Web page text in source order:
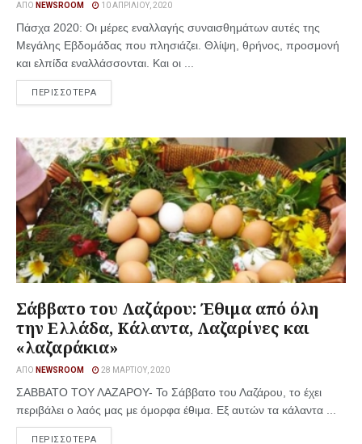
ΑΠΌ NEWSROOM 10 ΑΠΡΙΛΊΟΥ, 2020
Πάσχα 2020: Οι μέρες εναλλαγής συναισθημάτων αυτές της
Μεγάλης Εβδομάδας που πλησιάζει. Θλίψη, θρήνος, προσμονή
και ελπίδα εναλλάσσονται. Και οι ...
ΠΕΡΙΣΣΟΤΕΡΑ
Σάββατο του Λαζάρου: Έθιμα από όλη
την Ελλάδα, Κάλαντα, Λαζαρίνες και
«λαζαράκια»
ΑΠΌ NEWSROOM 28 ΜΑΡΤΊΟΥ, 2020
ΣΑΒΒΑΤΟ ΤΟΥ ΛΑΖΑΡΟΥ- Το Σάββατο του Λαζάρου, το έχει
περιβάλει ο λαός μας με όμορφα έθιμα. Εξ αυτών τα κάλαντα ...
ΠΕΡΙΣΣΟΤΕΡΑ